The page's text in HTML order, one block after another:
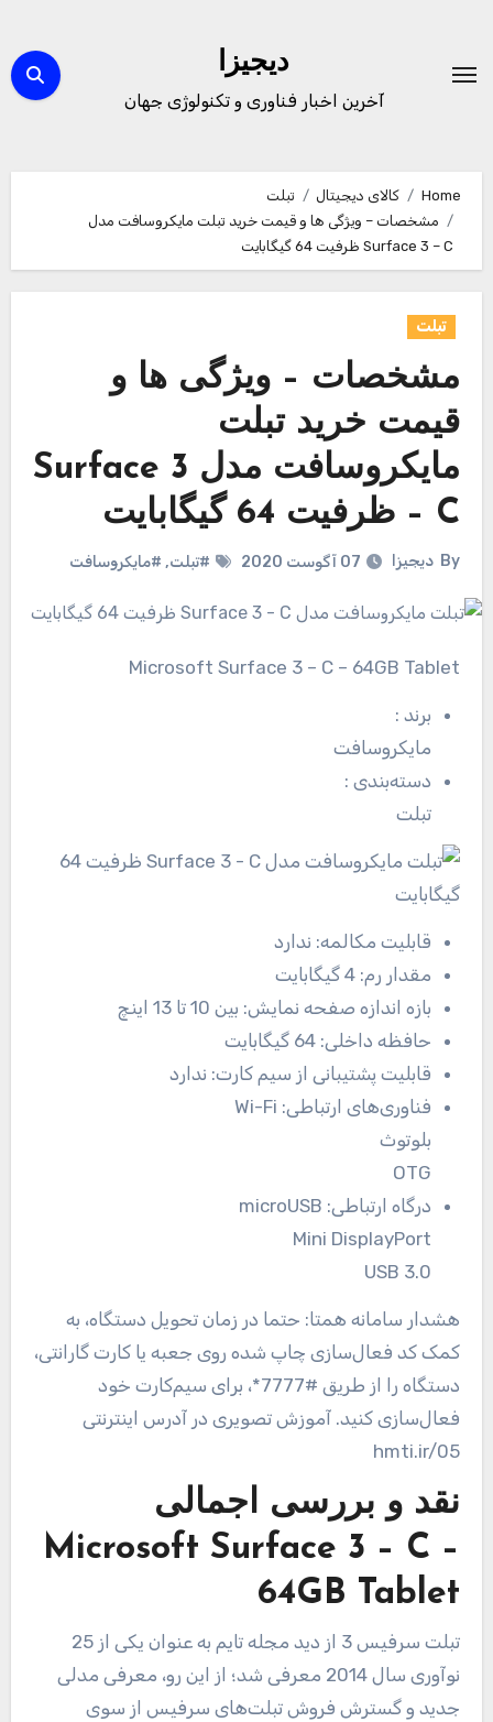
content
دیجیزا
آخرین اخبار فناوری و تکنولوژی جهان
Home کالای دیجیتال
تبلت
مشخصات – ویژگی ها و قیمت خرید تبلت مایکروسافت مدل
Surface 3 – C ظرفیت 64 گیگابایت
تبلت
مشخصات – ویژگی ها و
قیمت خرید تبلت
مایکروسافت مدل Surface 3
– C ظرفیت 64 گیگابایت
By دیجیزا 07 آگوست 2020 #تبلت, #مایکروسافت
Microsoft Surface 3 – C – 64GB Tablet
برند:
مایکروسافت
دسته‌بندی:
تبلت
قابلیت مکالمه: ندارد
مقدار رم: 4 گیگابایت
بازه اندازه صفحه نمایش: بین 10 تا 13 اینچ
حافظه داخلی: 64 گیگابایت
قابلیت پشتیبانی از سیم کارت: ندارد
فناوری‌های ارتباطی: Wi-Fi
بلوتوث
OTG
درگاه ارتباطی: microUSB
Mini DisplayPort
USB 3.0
هشدار سامانه همتا: حتما در زمان تحویل دستگاه، به
کمک کد فعال‌سازی چاپ شده روی جعبه یا کارت گارانتی،
دستگاه را از طریق #7777*، برای سیم‌کارت خود
فعال‌سازی کنید. آموزش تصویری در آدرس اینترنتی
hmti.ir/05
نقد و بررسی اجمالی
Microsoft Surface 3 – C –
64GB Tablet
تبلت سرفیس 3 از دید مجله تایم به عنوان یکی از 25
نوآوری سال 2014 معرفی شد؛ از این رو، معرفی مدلی
جدید و گسترش فروش تبلت‌های سرفیس از سوی